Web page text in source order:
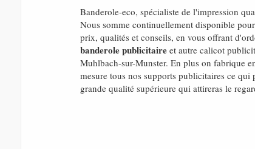
Banderole-eco, spécialiste de l'impression
Nous somme continuellement disponible
prix, qualités et conseils, en vous offrant
banderole publicitaireet autre calicot
Muhlbach-sur-Munster. En plus on fabrique
mesure tous nos supports publicitaires ce
grande qualité supérieure qui attireras le